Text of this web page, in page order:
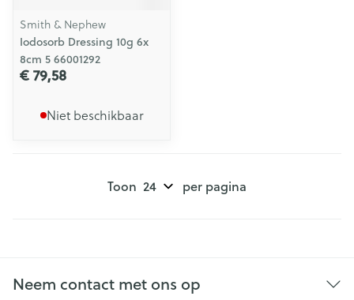
Smith & Nephew
Iodosorb Dressing 10g 6x
8cm 5 66001292
€ 79,58
Niet beschikbaar
Toon per pagina
Neem contact met ons op